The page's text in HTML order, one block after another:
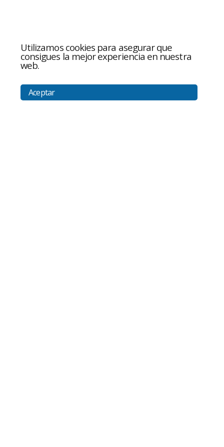
Utilizamos cookies para asegurar que
consigues la mejor experiencia en nuestra
web.
Aceptar